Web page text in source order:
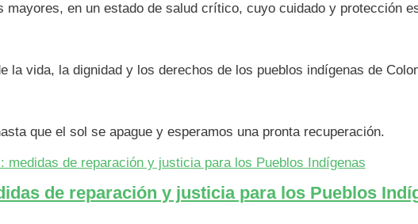
en un estado de salud crítico, cuyo cuidado y protección
la vida, la dignidad y los derechos de los pueblos indígenas de
que el sol se apague y esperamos una pronta recuperación.
de reparación y justicia para los Pueblos